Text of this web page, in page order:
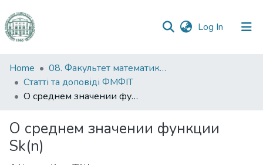
Log In (current)
Communities
&
Collections
Statistics
Home
08. Факультет математики, фізики та інформаційних технологій
Статті та доповіді ФМФІТ
О среднем значении функции Sk(n)
О среднем значении функции
Sk(n)